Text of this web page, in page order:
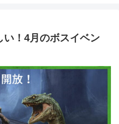
！4月のボスイベン